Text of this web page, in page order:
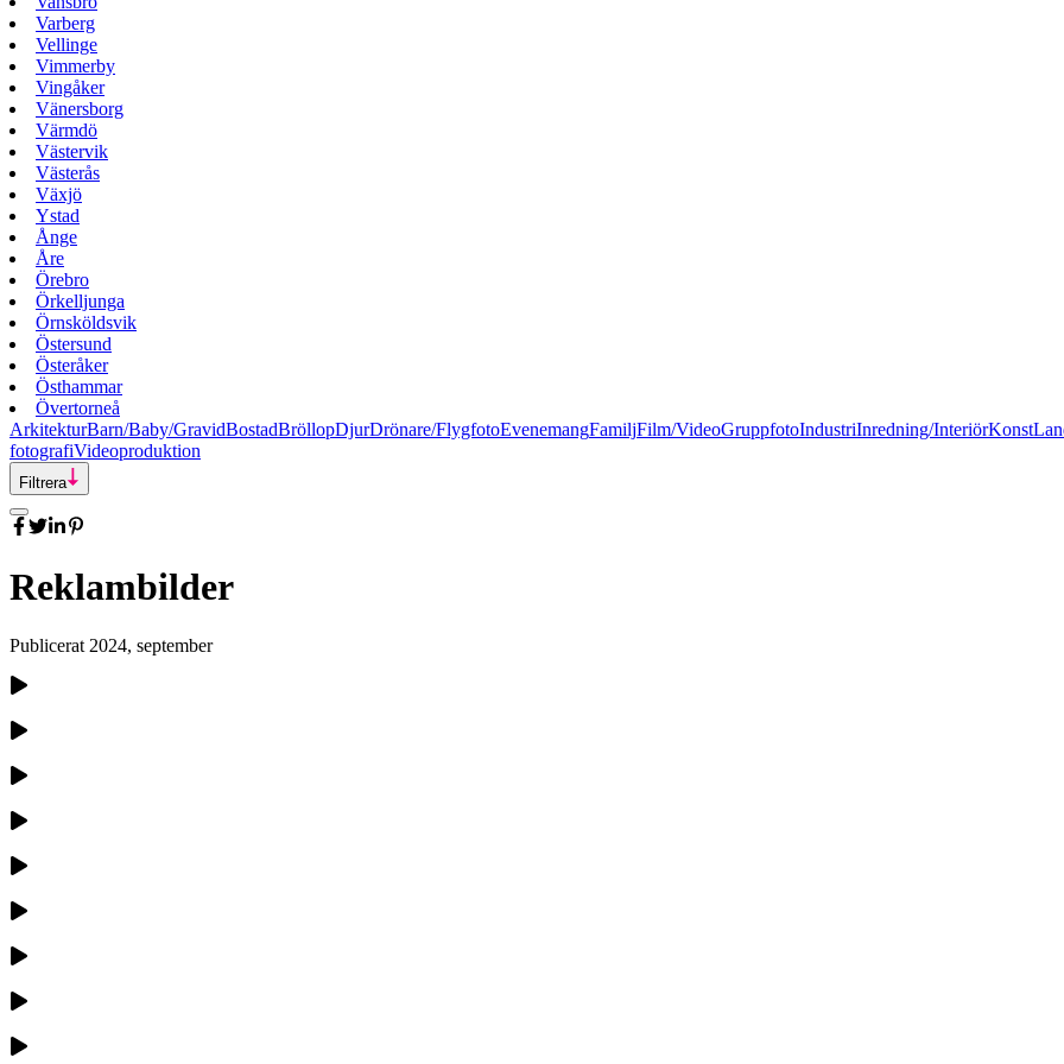
Varberg
Vellinge
Vimmerby
Vingåker
Vänersborg
Värmdö
Västervik
Västerås
Växjö
Ystad
Ånge
Åre
Örebro
Örkelljunga
Örnsköldsvik
Östersund
Österåker
Östhammar
Övertorneå
ArkitekturBarn/Baby/GravidBostadBröllopDjurDrönare/FlygfotoEvenemangFamiljFilm/VideoGruppfotoIndustriInredning/InteriörKonst
fotografiVideoproduktion
Filtrera
Reklambilder
Publicerat 2024, september